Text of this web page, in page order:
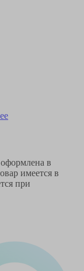
оформлена в
имеется в
при